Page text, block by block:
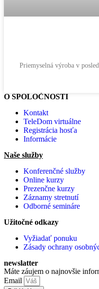
Priemyselná výroba v
O SPOLOČNOSTI
Kontakt
TeleDom virtuálne
Registrácia hosťa
Informácie
Naše služby
Konferenčné služby
Online kurzy
Prezenčne kurzy
Záznamy stretnutí
Odborné semináre
Užitočné odkazy
Vyžiadať ponuku
Zásady ochrany
newslatter
Máte záujem o najnovšie
Email